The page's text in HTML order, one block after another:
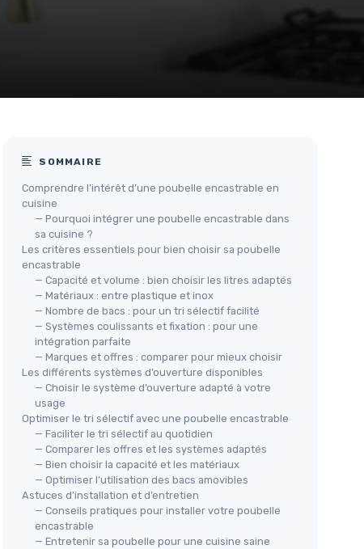
SOMMAIRE
Comprendre l’intérêt d’une poubelle encastrable en
cuisine
— Pourquoi intégrer une poubelle encastrable dans
sa cuisine ?
Les critères essentiels pour bien choisir sa poubelle
encastrable
— Capacité et volume : bien choisir les litres adaptés
— Matériaux : entre plastique et inox
— Nombre de bacs : pour un tri sélectif facilité
— Systèmes coulissants et fixation : pour une
intégration parfaite
— Marques et offres : comparer pour mieux choisir
Les différents systèmes d’ouverture disponibles
— Choisir le système d’ouverture adapté à votre
usage
Optimiser le tri sélectif avec une poubelle encastrable
— Faciliter le tri sélectif au quotidien
— Comparer les offres et les systèmes adaptés
— Bien choisir la capacité et les matériaux
— Optimiser l’utilisation des bacs amovibles
Astuces d’installation et d’entretien
— Conseils pratiques pour installer votre poubelle
encastrable
— Entretenir sa poubelle pour une cuisine saine